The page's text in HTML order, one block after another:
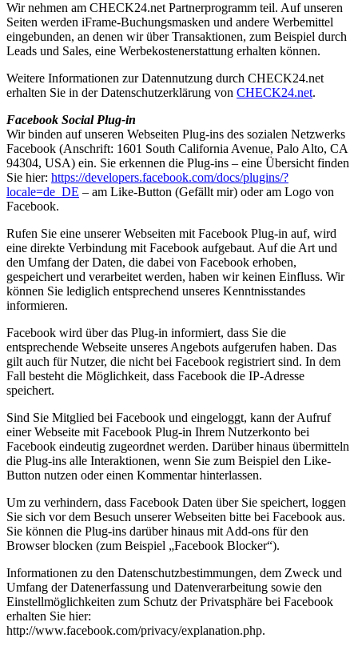
Wir nehmen am CHECK24.net Partnerprogramm teil. Auf unseren
Seiten werden iFrame-Buchungsmasken und andere Werbemittel
eingebunden, an denen wir über Transaktionen, zum Beispiel durch
Leads und Sales, eine Werbekostenerstattung erhalten können.
Weitere Informationen zur Datennutzung durch CHECK24.net
erhalten Sie in der Datenschutzerklärung von CHECK24.net.
Facebook Social Plug-in
Wir binden auf unseren Webseiten Plug-ins des sozialen Netzwerks
Facebook (Anschrift: 1601 South California Avenue, Palo Alto, CA
94304, USA) ein. Sie erkennen die Plug-ins – eine Übersicht finden
Sie hier: https://developers.facebook.com/docs/plugins/?
locale=de_DE – am Like-Button (Gefällt mir) oder am Logo von
Facebook.
Rufen Sie eine unserer Webseiten mit Facebook Plug-in auf, wird
eine direkte Verbindung mit Facebook aufgebaut. Auf die Art und
den Umfang der Daten, die dabei von Facebook erhoben,
gespeichert und verarbeitet werden, haben wir keinen Einfluss. Wir
können Sie lediglich entsprechend unseres Kenntnisstandes
informieren.
Facebook wird über das Plug-in informiert, dass Sie die
entsprechende Webseite unseres Angebots aufgerufen haben. Das
gilt auch für Nutzer, die nicht bei Facebook registriert sind. In dem
Fall besteht die Möglichkeit, dass Facebook die IP-Adresse
speichert.
Sind Sie Mitglied bei Facebook und eingeloggt, kann der Aufruf
einer Webseite mit Facebook Plug-in Ihrem Nutzerkonto bei
Facebook eindeutig zugeordnet werden. Darüber hinaus übermitteln
die Plug-ins alle Interaktionen, wenn Sie zum Beispiel den Like-
Button nutzen oder einen Kommentar hinterlassen.
Um zu verhindern, dass Facebook Daten über Sie speichert, loggen
Sie sich vor dem Besuch unserer Webseiten bitte bei Facebook aus.
Sie können die Plug-ins darüber hinaus mit Add-ons für den
Browser blocken (zum Beispiel „Facebook Blocker“).
Informationen zu den Datenschutzbestimmungen, dem Zweck und
Umfang der Datenerfassung und Datenverarbeitung sowie den
Einstellmöglichkeiten zum Schutz der Privatsphäre bei Facebook
erhalten Sie hier:
http://www.facebook.com/privacy/explanation.php.